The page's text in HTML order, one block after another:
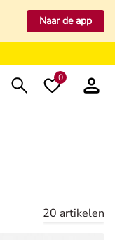
Naar de app
0
20 artikelen